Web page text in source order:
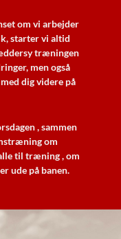
om vi arbejder
starter vi altid
træningen
men også
dig videre på
, sammen
om
til træning , om
ude på banen.